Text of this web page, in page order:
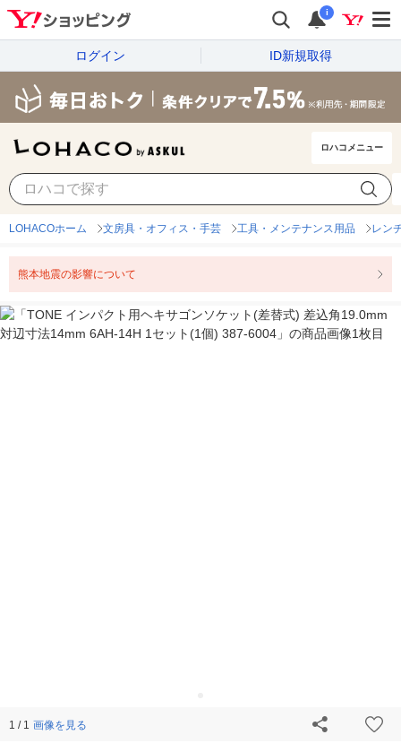
i
ログイン ID新規取得
ロハコメニュー
LOHACOホーム 文房具・オフィス・手芸 工具・メンテナンス用品 レン
熊本地震の影響について
1 / 1 画像を見る